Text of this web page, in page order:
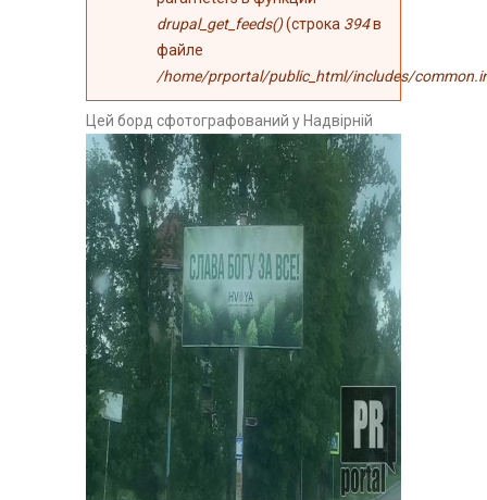
drupal_get_feeds()(строка 394в
файле
/home/prportal/public_html/includes/
Цей борд сфотографований у Надвірній